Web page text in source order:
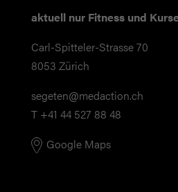
aktuell nur Fitness und
Carl-Spitteler-Strasse 70
8053 Zürich
segeten@medaction.ch
T +41 44 527 88 48
Google Maps